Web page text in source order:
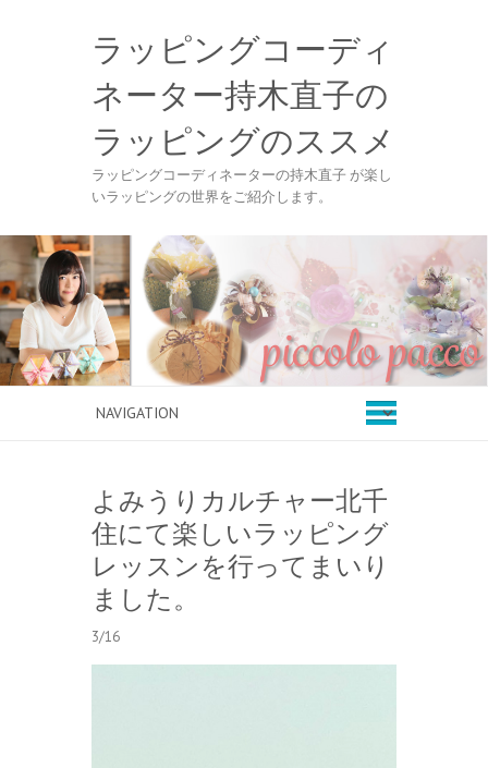
ラッピングコーディ
ネーター持木直子の
ラッピングのススメ
ラッピングコーディネーターの持木直子 が楽し
いラッピングの世界をご紹介します。
よみうりカルチャー北千
住にて楽しいラッピング
レッスンを行ってまいり
ました。
3/16